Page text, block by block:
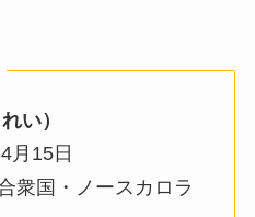
い）
月15日
衆国・ノースカロラ